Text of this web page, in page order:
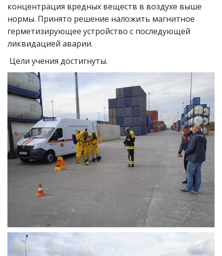
концентрация вредных веществ в воздухе выше
нормы. Принято решение наложить магнитное
герметизирующее устройство с последующей
ликвидацией аварии.
Цели учения достигнуты.